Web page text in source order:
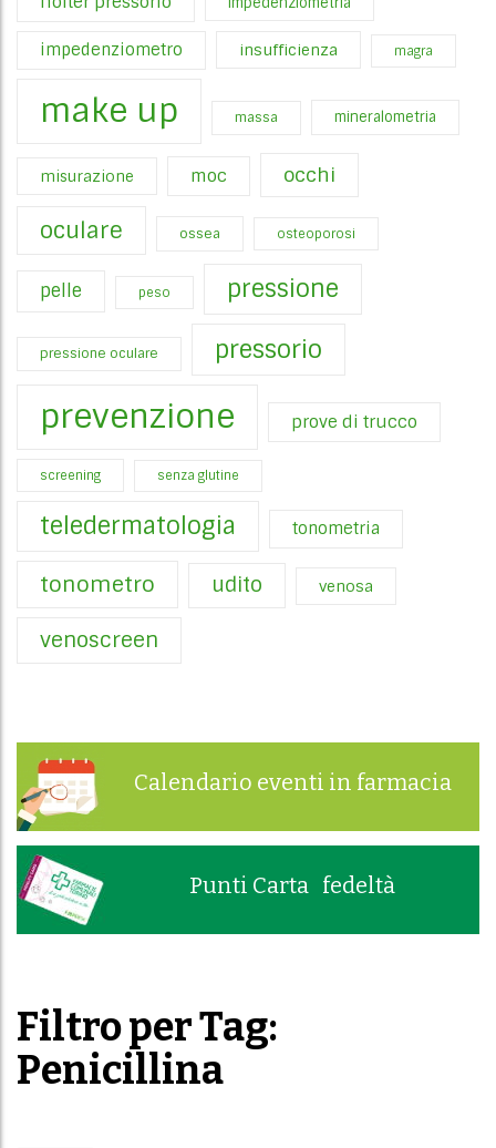
impedenziometro insufficienza magra
make up massa mineralometria
misurazione moc occhi
oculare ossea osteoporosi
pelle peso pressione
pressione oculare pressorio
prevenzione prove di trucco
screening senza glutine
teledermatologia tonometria
tonometro udito venosa
venoscreen
Calendario eventi in farmacia
Punti Carta fedeltà
Filtro per Tag:
Penicillina